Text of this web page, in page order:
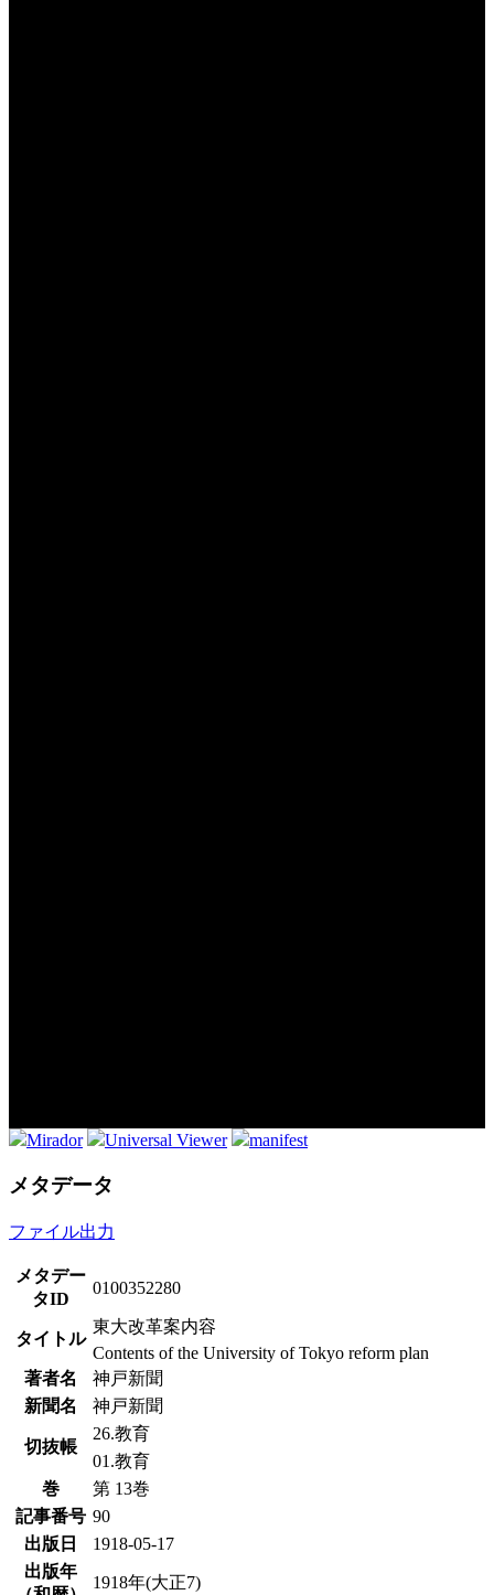
Mirador Universal Viewer manifest
メタデータ
ファイル出力
メタデー
タID
0100352280
タイトル
東大改革案内容
Contents of the University of Tokyo reform plan
著者名
神戸新聞
新聞名
神戸新聞
切抜帳
26.教育
01.教育
巻
第 13巻
記事番号 90
出版日
1918-05-17
出版年
1918年(大正7)